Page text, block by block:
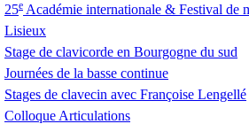
25e Académie internationale & Festival de
Lisieux
Stage de clavicorde en Bourgogne du sud
Journées de la basse continue
Stages de clavecin avec Françoise Lengellé
Colloque Articulations